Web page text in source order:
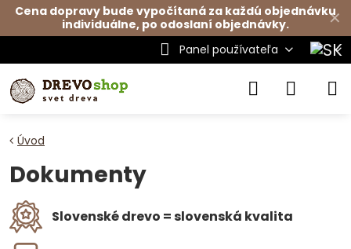
✕
Cena dopravy bude vypočítaná za každú objednávku
individuálne, po odoslaní objednávky.
Panel používateľa
Úvod
Dokumenty
Slovenské drevo = slovenská kvalita